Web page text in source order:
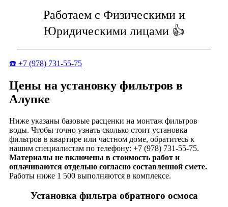
Работаем с Физическими и
Юридическими лицами 👍
☎️ +7 (978) 731-55-75
Цены на установку фильтров в
Алупке
Ниже указаны базовые расценки на монтаж фильтров
воды. Чтобы точно узнать сколько стоит установка
фильтров в квартире или частном доме, обратитесь к
нашим специалистам по телефону: +7 (978) 731-55-75.
Материалы не включены в стоимость работ и
оплачиваются отдельно согласно составленной смете.
Работы ниже 1 500 выполняются в комплексе.
Установка фильтра обратного осмоса